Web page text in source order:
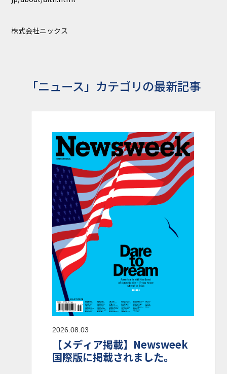
株式会社ニックス
「ニュース」カテゴリの最新記事
2026.08.03
【メディア掲載】Newsweek
国際版に掲載されました。